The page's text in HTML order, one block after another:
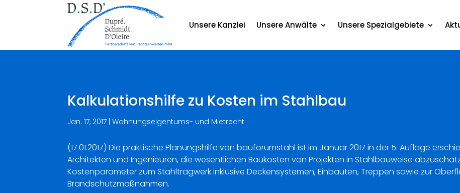
Unsere Kanzlei Unsere Anwälte Unsere Spezialgebiete
Kalkulationshilfe zu Kosten im Stahlbau
Jan. 17, 2017 |Wohnungseigentums- und Mietrecht
(17.01.2017) Die praktische Planungshilfe von bauforumstahl ist im Januar 2017 in der 5. Auflage
Architekten und Ingenieuren, die wesentlichen Baukosten von Projekten in Stahlbauweise
Kostenparameter zum Stahltragwerk inklusive Deckensystemen, Einbauten, Treppen sowie zur
Brandschutzmaßnahmen.